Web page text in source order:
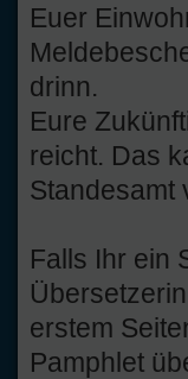
Euer
drinn.
Eure
reicht. Das
Standesamt
Falls Ihr ein
erstem
Pamphlet